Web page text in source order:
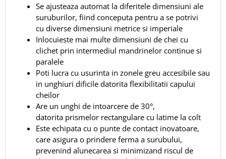
Se ajusteaza automat la diferitele dimensiuni ale
suruburilor, fiind conceputa pentru a se potrivi
cu diverse dimensiuni metrice si imperiale
Inlocuieste mai multe dimensiuni de chei cu
clichet prin intermediul mandrinelor continue si
paralele
Poti lucra cu usurinta in zonele greu accesibile sau
in unghiuri dificile datorita flexibilitatii capului
cheilor
Are un unghi de intoarcere de 30°,
datorita prismelor rectangulare cu latime la colt
Este echipata cu o punte de contact inovatoare,
care asigura o prindere ferma a surubului,
prevenind alunecarea si minimizand riscul de